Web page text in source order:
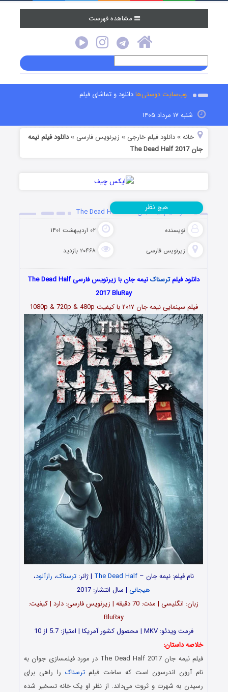
مشاهده فهرست
وب‌سایت دوستی‌هادانلود و تماشای فیلم
شنبه ۱۷ مرداد ۱۴۰۵
خانه »دانلود فیلم خارجی » زیرنویس فارسی »دانلود فیلم نیمه
جان The Dead Half 2017
دانلود فیلم نیمه جان The Dead Half 2017
نویسنده ۰۲ اردیبهشت ۱۴۰۱
زیرنویس فارسی ۲۰۴۶۸ بازدید
هیچ نظر
دانلود فیلمترسناک
نیمه جان با زیرنویس فارسی The Dead Half
2017 BluRay
فیلم سینمایی نیمه جان ۲۰۱۷ با کیفیت 1080p & 720p & 480p
نام فیلم: نیمه جان –The Dead Half | ژانر:ترسناک، رازآلود،
هیجانی | سال انتشار: 2017
زبان: انگلیسی | مدت: 70 دقیقه | زیرنویس فارسی: دارد | کیفیت:
BluRay
فرمت ویدئو: MKV | محصول کشور آمریکا | امتیاز: 5.7 از 10
خلاصه داستان:
فیلم نیمه جان The Dead Half 2017 در مورد فیلمسازی جوان به
نام آرون اندرسون است که ساخت فیلمترسناک را راهی برای
رسیدن به شهرت و ثروت می‌داند. از نظر او یک خانه تسخیر شده